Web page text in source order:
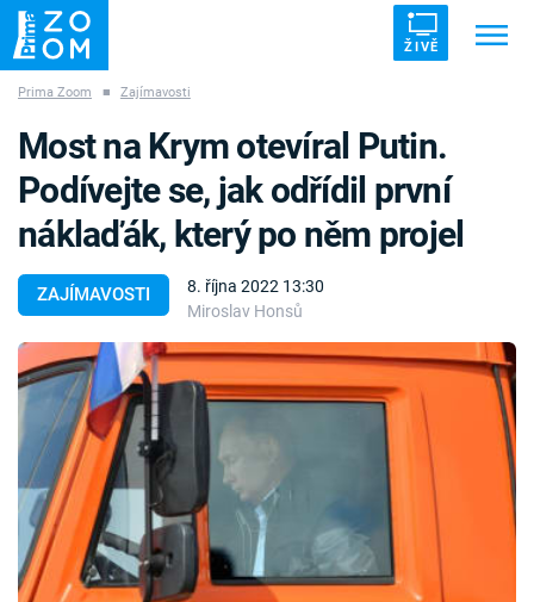
ŽIVĚ
ZÁHADY VETŘELCI DÁVNOVĚKU
Témata
Témata
Pořady
TV Program
Časopis
Prima Zoom ■ Zajímavosti
ZAJÍMAVOSTI
8. října 2022 13:30
Miroslav Honsů
Most na Krym otevíral Putin.
Podívejte se, jak odřídil první
náklaďák, který po něm projel